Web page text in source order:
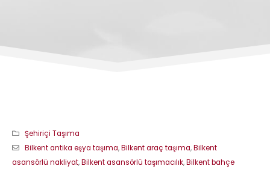
Şehiriçi Taşıma
Bilkent antika eşya taşıma,Bilkent araç taşıma,Bilkent
asansörlü nakliyat,Bilkent asansörlü taşımacılık,Bilkent bahçe